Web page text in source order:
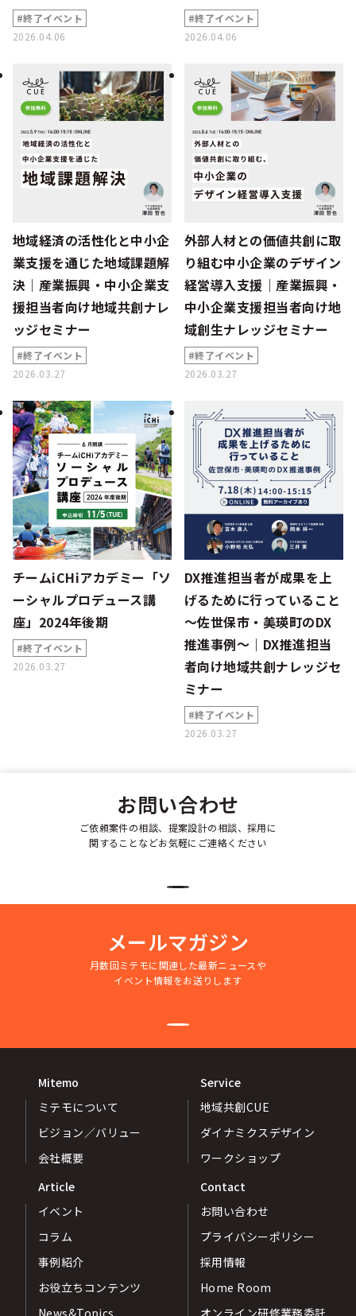
#終了イベント
2026.04.06
#終了イベント
2026.04.06
地域経済の活性化と中小企
業支援を通じた地域課題解
決｜産業振興・中小企業支
援担当者向け地域共創ナレ
ッジセミナー
#終了イベント
2026.03.27
外部人材との価値共創に取
り組む中小企業のデザイン
経営導入支援｜産業振興・
中小企業支援担当者向け地
域創生ナレッジセミナー
#終了イベント
2026.03.27
チームiCHiアカデミー「ソ
ーシャルプロデュース講
座」2024年後期
#終了イベント
2026.03.27
DX推進担当者が成果を上
げるために行っていること
～佐世保市・美瑛町のDX
推進事例～｜DX推進担当
者向け地域共創ナレッジセ
ミナー
#終了イベント
2026.03.27
お問い合わせ
ご依頼案件の相談、提案設計の相談、採用に
関することなどお気軽にご連絡ください
メールマガジン
月数回ミテモに関連した最新ニュースや
イベント情報をお送りします
Mitemo
ミテモについて
ビジョン／バリュー
会社概要
Service
地域共創CUE
ダイナミクスデザイン
ワークショップ
Article
イベント
コラム
事例紹介
お役立ちコンテンツ
News&Topics
Contact
お問い合わせ
プライバシーポリシー
採用情報
Home Room
オンライン研修業務委託